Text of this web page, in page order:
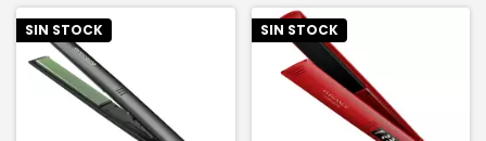
SIN STOCK SIN STOCK